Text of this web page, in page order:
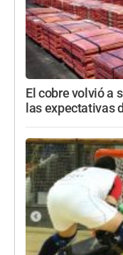
El cobre volvió a
las expectativas